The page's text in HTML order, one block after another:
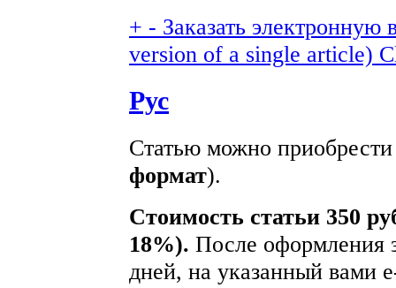
+ - Заказать электронную
version of a single article)
Рус
Статью можно
формат).
Стоимость статьи 350
18%). После оформления
дней, на указанный вами